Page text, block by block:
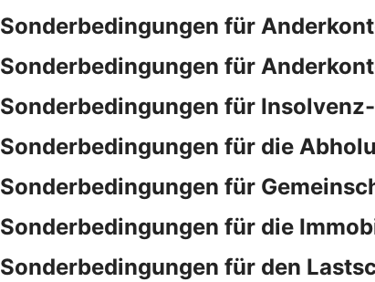
Sonderbedingungen für
Sonderbedingungen für
Sonderbedingungen für
Sonderbedingungen für die
Sonderbedingungen für
Sonderbedingungen für die
Sonderbedingungen für den